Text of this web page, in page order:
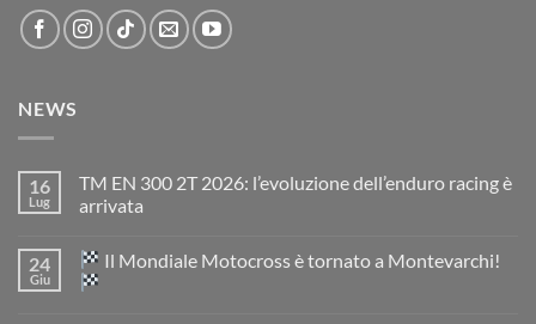
NEWS
16
Lug
TM EN 300 2T 2026: l’evoluzione dell’enduro racing è
arrivata
su
TM
EN
24
Giu
Il Mondiale Motocross è tornato a Montevarchi!